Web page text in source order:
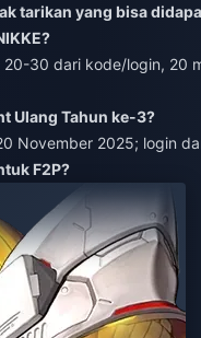
tarikan yang bisa
20-30 dari kode/login, 20
Ulang Tahun ke-3?
November 2025; login
F2P?